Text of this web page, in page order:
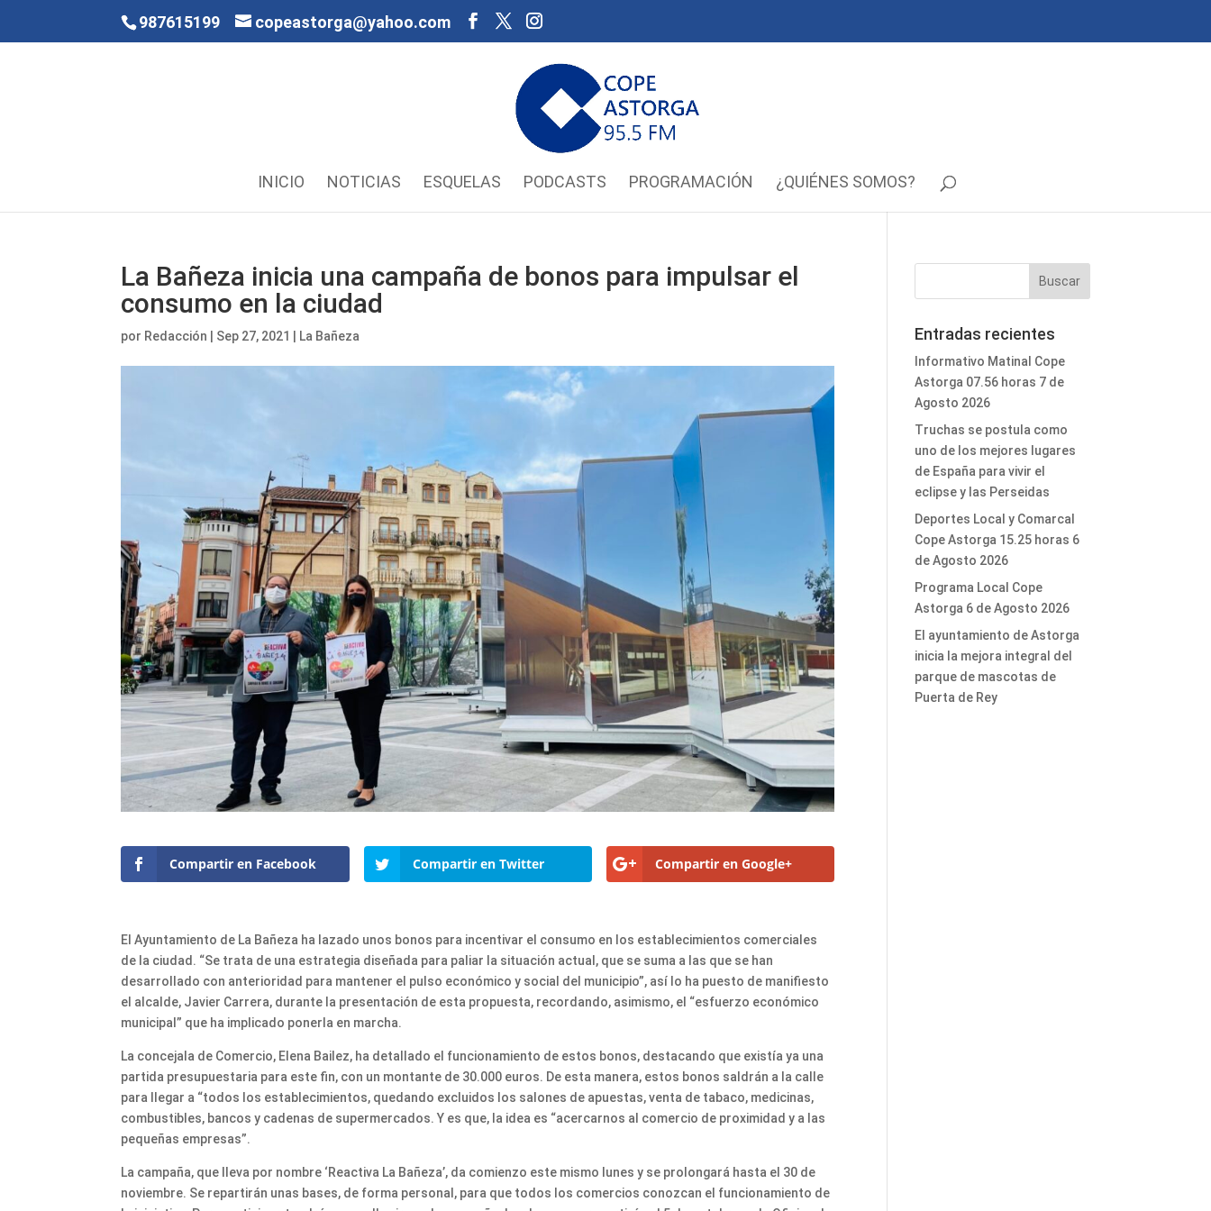
987615199 copeastorga@yahoo.com
INICIO NOTICIAS ESQUELAS PODCASTS PROGRAMACIÓN ¿QUIÉNES SOMOS?
La Bañeza inicia una campaña de bonos para impulsar el
consumo en la ciudad
por Redacción Sep 27, 2021 La Bañeza
Compartir en Facebook Compartir en Twitter Compartir en Google+
El Ayuntamiento de La Bañeza ha lazado unos bonos para incentivar el consumo en los establecimientos comerciales
de la ciudad. “Se trata de una estrategia diseñada para paliar la situación actual, que se suma a las que se han
desarrollado con anterioridad para mantener el pulso económico y social del municipio”, así lo ha puesto de manifiesto
el alcalde, Javier Carrera, durante la presentación de esta propuesta, recordando, asimismo, el “esfuerzo económico
municipal” que ha implicado ponerla en marcha.
La concejala de Comercio, Elena Bailez, ha detallado el funcionamiento de estos bonos, destacando que existía ya una
partida presupuestaria para este fin, con un montante de 30.000 euros. De esta manera, estos bonos saldrán a la calle
para llegar a “todos los establecimientos, quedando excluidos los salones de apuestas, venta de tabaco, medicinas,
combustibles, bancos y cadenas de supermercados. Y es que, la idea es “acercarnos al comercio de proximidad y a las
pequeñas empresas”.
La campaña, que lleva por nombre ‘Reactiva La Bañeza’, da comienzo este mismo lunes y se prolongará hasta el 30 de
noviembre. Se repartirán unas bases, de forma personal, para que todos los comercios conozcan el funcionamiento de
Entradas recientes
Informativo Matinal Cope
Astorga 07.56 horas 7 de
Agosto 2026
Truchas se postula como
uno de los mejores lugares
de España para vivir el
eclipse y las Perseidas
Deportes Local y Comarcal
Cope Astorga 15.25 horas 6
de Agosto 2026
Programa Local Cope
Astorga 6 de Agosto 2026
El ayuntamiento de Astorga
inicia la mejora integral del
parque de mascotas de
Puerta de Rey